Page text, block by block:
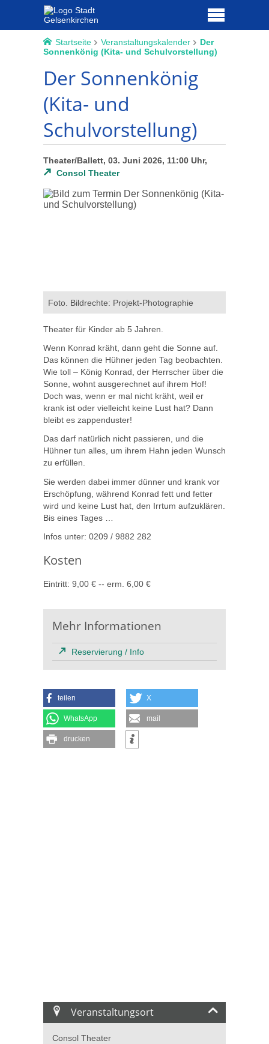
Startseite Veranstaltungskalender
Der
Sonnenkönig (Kita- und Schulvorstellung)
Der Sonnenkönig
(Kita- und
Schulvorstellung)
Theater/Ballett, 03. Juni 2026, 11:00 Uhr,
Consol Theater
Foto. Bildrechte: Projekt-Photographie
Theater für Kinder ab 5 Jahren.
Wenn Konrad kräht, dann geht die Sonne auf.
Das können die Hühner jeden Tag beobachten.
Wie toll – König Konrad, der Herrscher über die
Sonne, wohnt ausgerechnet auf ihrem Hof!
Doch was, wenn er mal nicht kräht, weil er
krank ist oder vielleicht keine Lust hat? Dann
bleibt es zappenduster!
Das darf natürlich nicht passieren, und die
Hühner tun alles, um ihrem Hahn jeden Wunsch
zu erfüllen.
Sie werden dabei immer dünner und krank vor
Erschöpfung, während Konrad fett und fetter
wird und keine Lust hat, den Irrtum aufzuklären.
Bis eines Tages …
Infos unter: 0209 / 9882 282
Kosten
Eintritt: 9,00 € -- erm. 6,00 €
Mehr Informationen
Reservierung / Info
teilen X
WhatsApp mail
drucken
Veranstaltungsort
Consol Theater